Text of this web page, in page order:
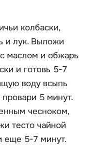
колбаски,
и лук. Выложи
маслом и обжарь
и готовь 5-7
воду всыпь
5 минут.
чесноком,
тесто чайной
еще 5-7 минут.